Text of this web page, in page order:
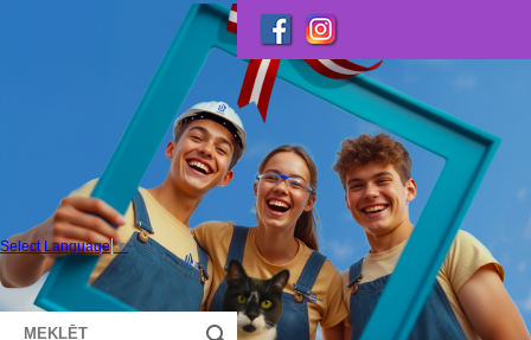
Select Language ▼